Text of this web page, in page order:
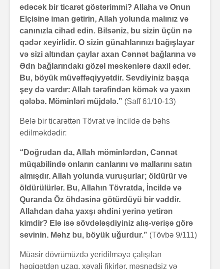
edəcək bir ticarət göstərimmi? Allaha və Onun
Elçisinə iman gətirin, Allah yolunda malınız və
canınızla cihad edin. Bilsəniz, bu sizin üçün nə
qədər xeyirlidir. O sizin günahlarınızı bağışlayar
və sizi altından çaylar axan Cənnət bağlarına və
Ədn bağlarındakı gözəl məskənlərə daxil edər.
Bu, böyük müvəffəqiyyətdir. Sevdiyiniz başqa
şey də vardır: Allah tərəfindən kömək və yaxın
qələbə. Möminləri müjdələ.” (Saff 61/10-13)
Belə bir ticarəttən Tövrat və İncildə də bəhs
edilməkdədir:
“Doğrudan da, Allah möminlərdən, Cənnət
müqabilində onların canlarını və mallarını satın
almışdır. Allah yolunda vuruşurlar; öldürür və
öldürülürlər. Bu, Allahın Tövratda, İncildə və
Quranda Öz öhdəsinə götürdüyü bir vəddir.
Allahdan daha yaxşı əhdini yerinə yetirən
kimdir? Elə isə sövdələşdiyiniz alış-verişə görə
sevinin. Məhz bu, böyük uğurdur.” (Tövbə 9/111)
Müasir dövrümüzdə yeridilməyə çalışılan
həqiqətdən uzaq, xəyali fikirlər, məsnədsiz və